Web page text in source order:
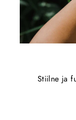
Stiilne ja